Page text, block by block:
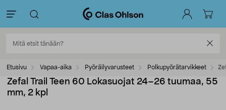
Etusivu Vapaa-aika Pyöräilyvarusteet Polkupyörätarvikkeet
Zefal Trail Teen 60 Lokasuojat 24–26 tuumaa, 55
mm, 2 kpl